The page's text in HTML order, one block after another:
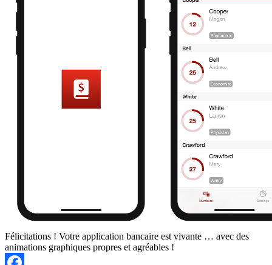
Félicitations ! Votre application bancaire est vivante … avec des
animations graphiques propres et agréables !